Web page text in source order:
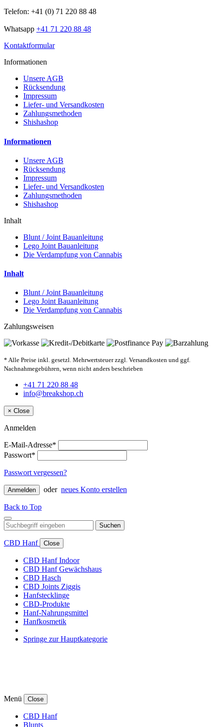
Telefon: +41 (0) 71 220 88 48
Whatsapp +41 71 220 88 48
Kontaktformular
Informationen
Unsere AGB
Rücksendung
Impressum
Liefer- und Versandkosten
Zahlungsmethoden
Shishashop
Informationen
Unsere AGB
Rücksendung
Impressum
Liefer- und Versandkosten
Zahlungsmethoden
Shishashop
Inhalt
Blunt / Joint Bauanleitung
Lego Joint Bauanleitung
Die Verdampfung von Cannabis
Inhalt
Blunt / Joint Bauanleitung
Lego Joint Bauanleitung
Die Verdampfung von Cannabis
Zahlungsweisen
* Alle Preise inkl. gesetzl. Mehrwertsteuer zzgl. Versandkosten und ggf.
Nachnahmegebühren, wenn nicht anders beschrieben
+41 71 220 88 48
info@breakshop.ch
× Close
Anmelden
E-Mail-Adresse*
Passwort*
Passwort vergessen?
Anmelden oder neues Konto erstellen
Back to Top
Suchen
CBD Hanf Close
CBD Hanf Indoor
CBD Hanf Gewächshaus
CBD Hasch
CBD Joints Ziggis
Hanfstecklinge
CBD-Produkte
Hanf-Nahrungsmittel
Hanfkosmetik
Springe zur Hauptkategorie
Menü Close
CBD Hanf
Blunts